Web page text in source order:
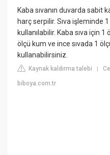
Kaba sıvanın duvarda sabit
harç serpilir. Sıva işleminde
kullanılabilir. Kaba sıva için
ölçü kum ve ince sıvada 1
kullanabilirsiniz.
Kaynak kaldırma talebi |
biboya.com.tr